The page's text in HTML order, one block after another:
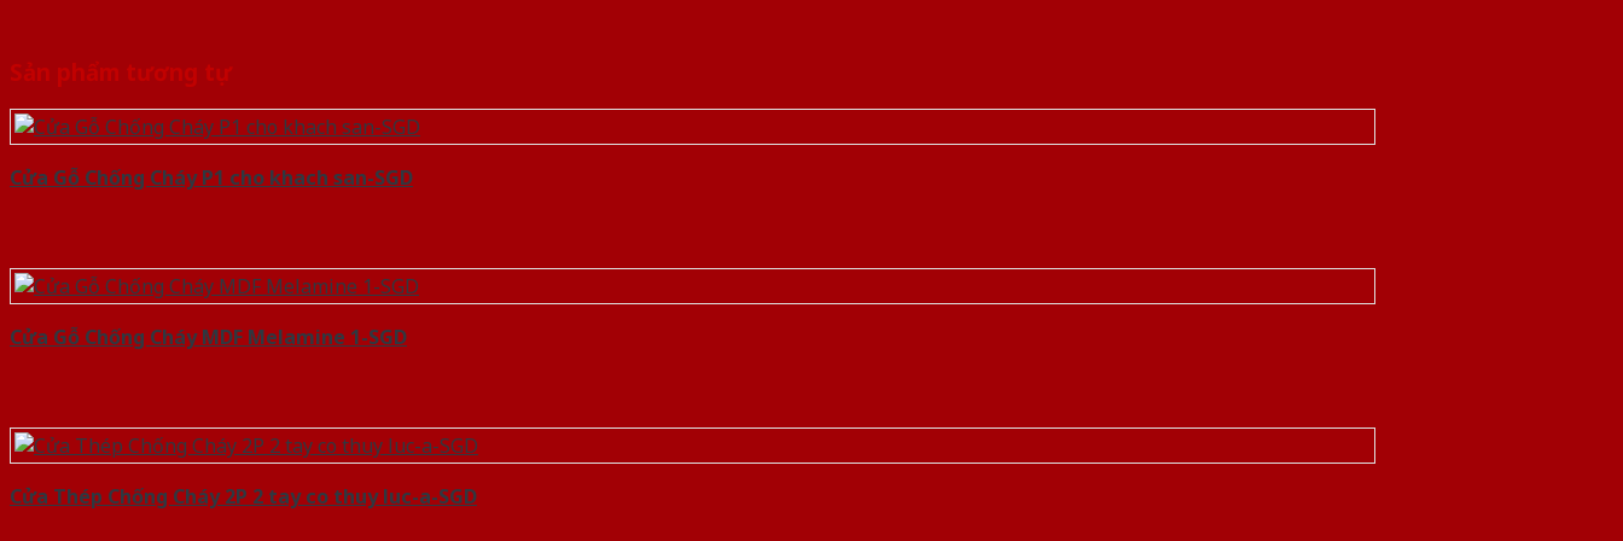
Sản phẩm tương tự
Cửa Gỗ Chống Cháy P1 cho khach san-SGD
Cửa Gỗ Chống Cháy MDF Melamine 1-SGD
Cửa Thép Chống Cháy 2P 2 tay co thuy luc-a-SGD